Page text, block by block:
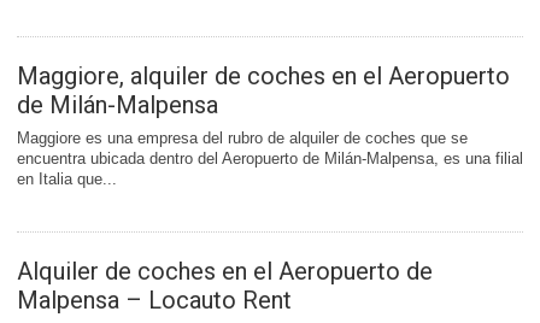
Maggiore, alquiler de coches en el Aeropuerto
de Milán-Malpensa
Maggiore es una empresa del rubro de alquiler de coches que se
encuentra ubicada dentro del Aeropuerto de Milán-Malpensa, es una filial
en Italia que...
Alquiler de coches en el Aeropuerto de
Malpensa – Locauto Rent